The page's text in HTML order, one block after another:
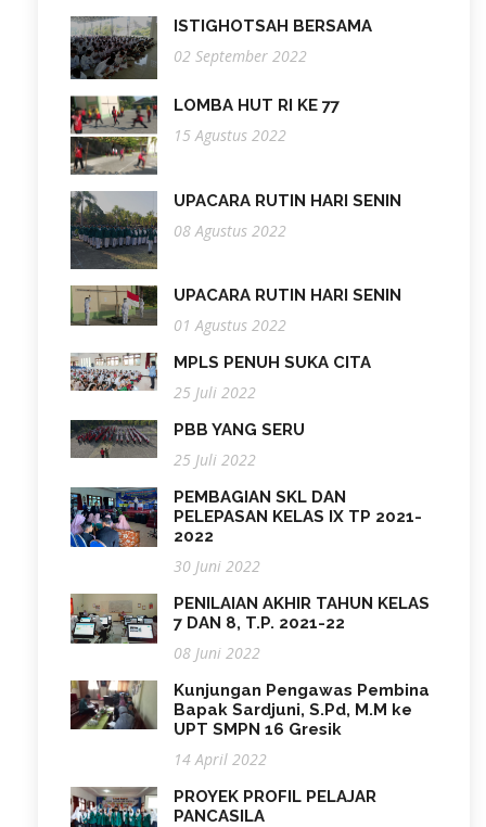
ISTIGHOTSAH BERSAMA
02 September 2022
LOMBA HUT RI KE 77
15 Agustus 2022
UPACARA RUTIN HARI SENIN
08 Agustus 2022
UPACARA RUTIN HARI SENIN
01 Agustus 2022
MPLS PENUH SUKA CITA
25 Juli 2022
PBB YANG SERU
25 Juli 2022
PEMBAGIAN SKL DAN
PELEPASAN KELAS IX TP 2021-
2022
30 Juni 2022
PENILAIAN AKHIR TAHUN KELAS
7 DAN 8, T.P. 2021-22
08 Juni 2022
Kunjungan Pengawas Pembina
Bapak Sardjuni, S.Pd, M.M ke
UPT SMPN 16 Gresik
14 April 2022
PROYEK PROFIL PELAJAR
PANCASILA